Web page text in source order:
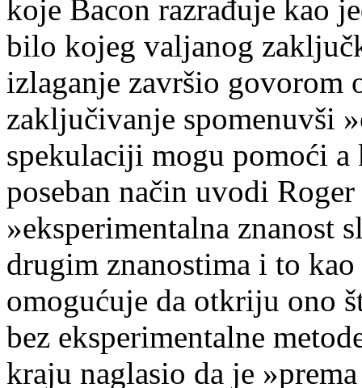
koje Bacon razrađuje kao
bilo kojeg valjanog
izlaganje završio govorom
zaključivanje spomenuvši
spekulaciji mogu pomoći
poseban način uvodi
»eksperimentalna znanost
drugim znanostima i to
omogućuje da otkriju ono
bez eksperimentalne
kraju naglasio da je